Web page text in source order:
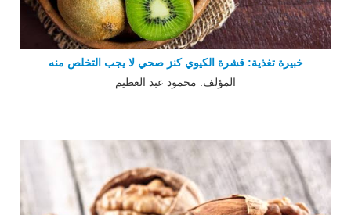
خبيرة تغذية: قشرة الكيوي كنز صحي لا يجب التخلص منه
المؤلف: محمود عبد العظيم